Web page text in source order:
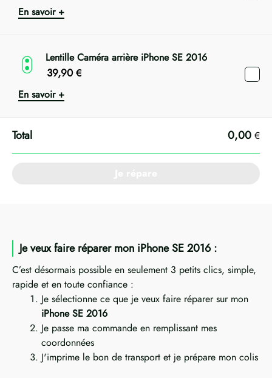
En savoir +
Lentille Caméra arrière iPhone SE 2016
39,90 €
En savoir +
0,00 €
Je veux faire réparer mon iPhone SE 2016 :
C’est désormais possible en seulement 3 petits clics, simple,
rapide et en toute confiance :
Je sélectionne ce que je veux faire réparer sur mon
iPhone SE 2016
Je passe ma commande en remplissant mes
coordonnées
J'imprime le bon de transport et je prépare mon colis